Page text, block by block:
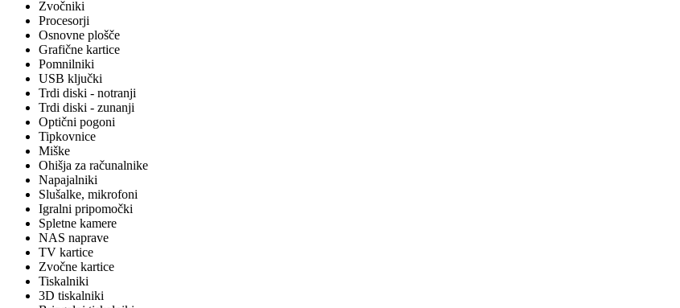
Zvočniki
Procesorji
Osnovne plošče
Grafične kartice
Pomnilniki
USB ključki
Trdi diski - notranji
Trdi diski - zunanji
Optični pogoni
Tipkovnice
Miške
Ohišja za računalnike
Napajalniki
Slušalke, mikrofoni
Igralni pripomočki
Spletne kamere
NAS naprave
TV kartice
Zvočne kartice
Tiskalniki
3D tiskalniki